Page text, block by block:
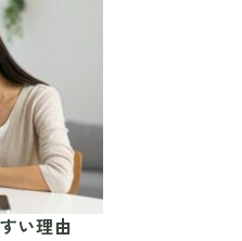
い理由